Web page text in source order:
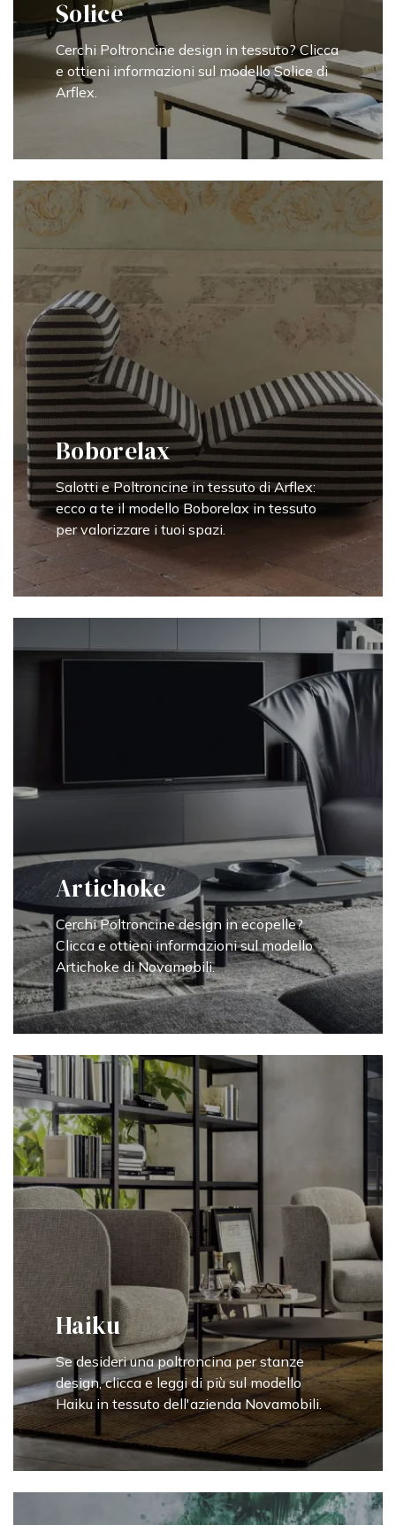
Solice
Cerchi Poltroncine design in tessuto? Clicca
e ottieni informazioni sul modello Solice di
Arflex.
Boborelax
Salotti e Poltroncine in tessuto di Arflex:
ecco a te il modello Boborelax in tessuto
per valorizzare i tuoi spazi.
Artichoke
Cerchi Poltroncine design in ecopelle?
Clicca e ottieni informazioni sul modello
Artichoke di Novamobili.
Haiku
Se desideri una poltroncina per stanze
design, clicca e leggi di più sul modello
Haiku in tessuto dell'azienda Novamobili.